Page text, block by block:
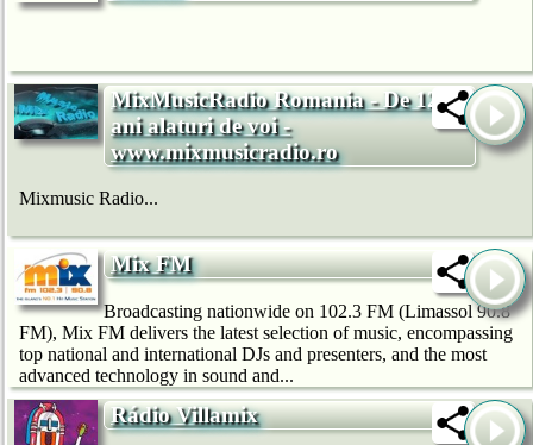
MixMusicRadio Romania - De 12
ani alaturi de voi -
www.mixmusicradio.ro
Mixmusic Radio...
Mix FM
Broadcasting nationwide on 102.3 FM (Limassol 90.8
FM), Mix FM delivers the latest selection of music, encompassing
top national and international DJs and presenters, and the most
advanced technology in sound and...
Rádio Villamix